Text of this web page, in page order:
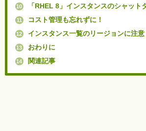
10 「RHEL 8」インスタンスのシャット
11 コスト管理も忘れずに！
12 インスタンス一覧のリージョンに注意
13 おわりに
14 関連記事